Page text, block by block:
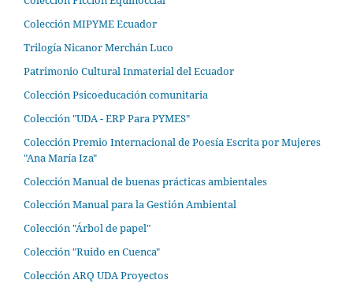
Colección MIPYME Ecuador
Trilogía Nicanor Merchán Luco
Patrimonio Cultural Inmaterial del Ecuador
Colección Psicoeducación comunitaria
Colección "UDA - ERP Para PYMES"
Colección Premio Internacional de Poesía Escrita por Mujeres
"Ana María Iza"
Colección Manual de buenas prácticas ambientales
Colección Manual para la Gestión Ambiental
Colección "Árbol de papel"
Colección "Ruido en Cuenca"
Colección ARQ UDA Proyectos